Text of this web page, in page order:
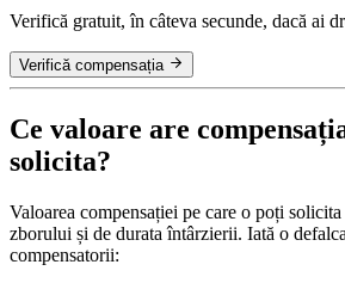
Verifică gratuit, în câteva secunde, dacă ai
Verifică compensația
Ce valoare are
solicita?
Valoarea compensației pe care o poți
zborului și de durata întârzierii. Iată o
compensatorii: